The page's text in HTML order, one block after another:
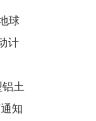
球
计
土
知